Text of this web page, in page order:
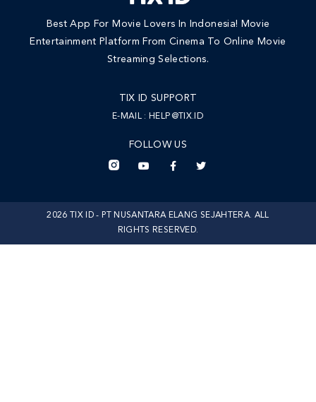
Best App For Movie Lovers In Indonesia! Movie
Entertainment Platform From Cinema To Online Movie
Streaming Selections.
TIX ID SUPPORT
E-MAIL : HELP@TIX.ID
FOLLOW US
2026 TIX ID - PT NUSANTARA ELANG SEJAHTERA. ALL
RIGHTS RESERVED.